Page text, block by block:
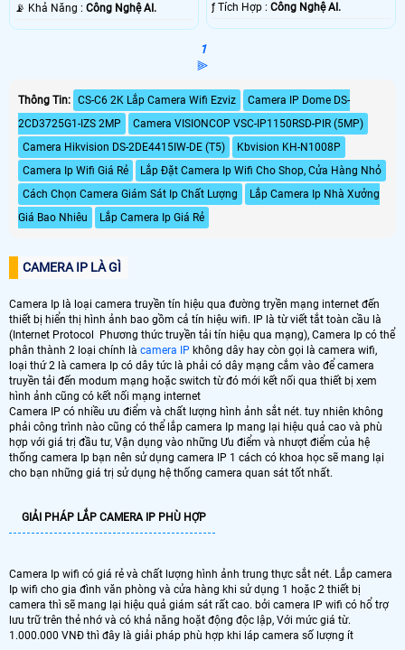
️📡 Khả Năng : Công Nghệ AI.
️ƒ Tích Hợp :Công Nghệ AI.
1
⫸
Thông Tin: CS-C6 2K Lắp Camera Wifi Ezviz
Camera IP Dome DS-
2CD3725G1-IZS 2MP
Camera VISIONCOP VSC-IP1150RSD-PIR (5MP)
Camera Hikvision DS-2DE4415IW-DE (T5)
Kbvision KH-N1008P
Camera Ip Wifi Giá Rẻ
Lắp Đặt Camera Ip Wifi Cho Shop, Cửa Hàng Nhỏ
Cách Chọn Camera Giám Sát Ip Chất Lượng
Lắp Camera Ip Nhà Xưởng
Giá Bao Nhiêu
Lắp Camera Ip Giá Rẻ
CAMERA IP LÀ GÌ
Camera Ip là loại camera truyền tín hiệu qua đường tryền mạng internet đến
thiết bị hiển thị hình ảnh bao gồm cả tín hiệu wifi. IP là từ viết tắt toàn cầu là
(Internet Protocol Phương thức truyền tải tín hiệu qua mạng), Camera Ip có thể
phân thành 2 loại chính là camera IP không dây hay còn gọi là camera wifi,
loại thứ 2 là camera Ip có dây tức là phải có dây mạng cắm vào để camera
truyền tải đến modum mạng hoặc switch từ đó mới kết nối qua thiết bị xem
hình ảnh cũng có kết nối mạng internet
Camera IP có nhiều ưu điểm và chất lượng hình ảnh sắt nét. tuy nhiên không
phải công trình nào cũng có thể lắp camera Ip mang lại hiệu quả cao và phù
hợp với giá trị đầu tư, Vận dụng vào những Ưu điểm và nhượt điểm của hệ
thống camera Ip bạn nên sử dụng camera IP 1 cách có khoa học sẽ mang lại
cho bạn những giá trị sử dụng hệ thống camera quan sát tốt nhất.
GIẢI PHÁP LẮP CAMERA IP PHÙ HỢP
Camera Ip wifi có giá rẻ và chất lượng hình ảnh trung thực sắt nét. Lắp camera
Ip wifi cho gia đình văn phòng và cửa hàng khi sử dụng 1 hoặc 2 thiết bị
camera thì sẽ mang lại hiệu quả giám sát rất cao. bởi camera IP wifi có hổ trợ
lưu trữ trên thẻ nhớ và có khả năng hoặt động độc lập, Với mức giá từ.
1.000.000 VNĐ thì đây là giải pháp phù hợp khi láp camera số lượng ít